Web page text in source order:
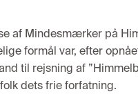
af Mindesmærker på
formål var, efter
til rejsning af
dets frie forfatning.